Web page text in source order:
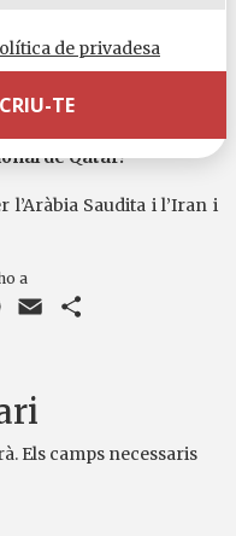
euros. Si protesten els
i legal d’explotació. La
que t’ha contractat tingui
de Qatar?
l’Aràbia Saudita i l’Iran i
a
Facebook
Email
Els camps necessaris
de privadesa